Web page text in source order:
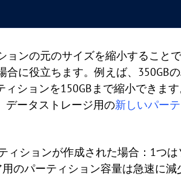
ンの元のサイズを縮小すること
に役立ちます。例えば、350GB
ションを150GBまで縮小できま
データストレージ用の新しいパー
ィションが作成された場合：1つ
のパーティション容量は急速に